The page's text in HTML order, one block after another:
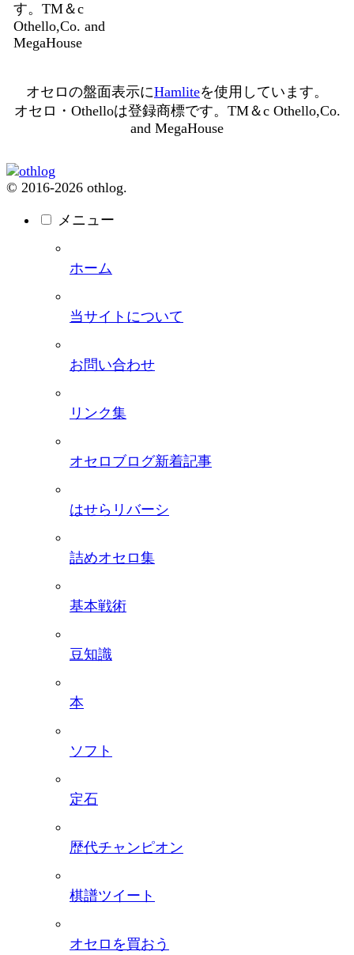
す。TM＆c
Othello,Co. and
MegaHouse
オセロの盤面表示にHamliteを使用しています。
オセロ・Othelloは登録商標です。TM＆c Othello,Co.
and MegaHouse
© 2016-2026 othlog.
メニュー
ホーム
当サイトについて
お問い合わせ
リンク集
オセロブログ新着記事
はせらリバーシ
詰めオセロ集
基本戦術
豆知識
本
ソフト
定石
歴代チャンピオン
棋譜ツイート
オセロを買おう